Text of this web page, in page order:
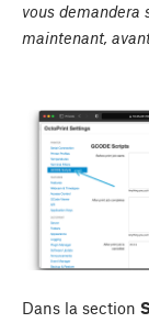
vous demandera
maintenant,
Dans la section